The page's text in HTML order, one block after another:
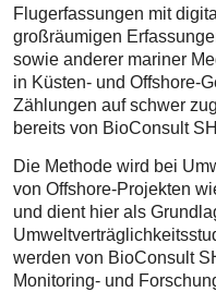
Flugerfassungen mit
großräumigen
sowie anderer mariner
in Küsten- und Offshore-
Zählungen auf schwer
bereits von BioConsult
Die Methode wird bei
von Offshore-Projekten
und dient hier als
werden von BioConsult
Monitoring- und